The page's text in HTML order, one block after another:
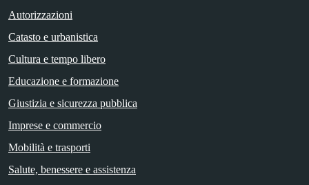
Autorizzazioni
Catasto e urbanistica
Cultura e tempo libero
Educazione e formazione
Giustizia e sicurezza pubblica
Imprese e commercio
Mobilità e trasporti
Salute, benessere e assistenza